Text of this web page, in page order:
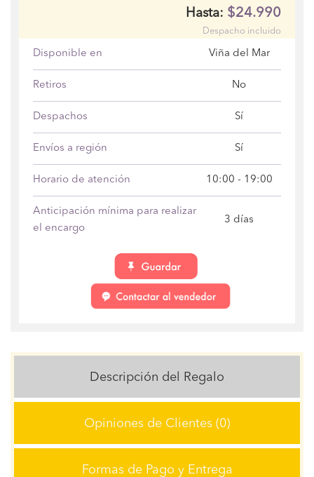
Hasta: $24.990
Despacho incluido
Disponible en Viña del Mar
Retiros No
Despachos Sí
Envíos a región Sí
Horario de atención 10:00 - 19:00
Anticipación mínima para realizar
el encargo
3 días
Descripción del Regalo
Opiniones de Clientes (0)
Formas de Pago y Entrega